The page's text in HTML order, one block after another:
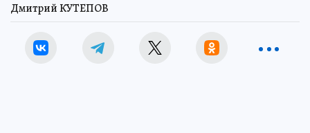
Дмитрий КУТЕПОВ